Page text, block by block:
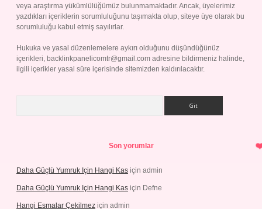
veya araştırma yükümlülüğümüz bulunmamaktadır. Ancak, üyelerimiz
yazdıkları içeriklerin sorumluluğunu taşımakta olup, siteye üye olarak bu
sorumluluğu kabul etmiş sayılırlar.
Hukuka ve yasal düzenlemelere aykırı olduğunu düşündüğünüz
içerikleri, backlinkpanelicomtr@gmail.com adresine bildirmeniz halinde,
ilgili içerikler yasal süre içerisinde sitemizden kaldırılacaktır.
Son yorumlar
Daha Güçlü Yumruk Için Hangi Kas için admin
Daha Güçlü Yumruk Için Hangi Kas için Defne
Hangi Esmalar Çekilmez için admin